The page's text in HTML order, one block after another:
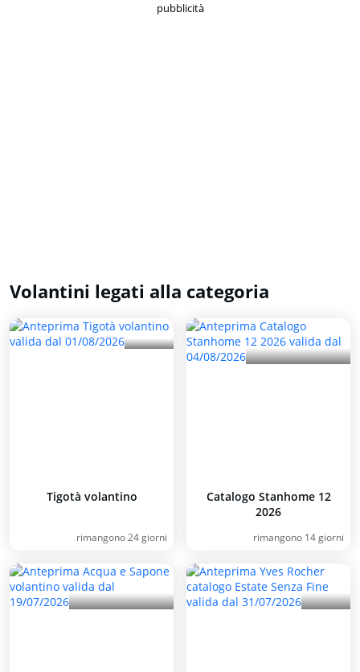
pubblicità
Volantini legati alla categoria
Tigotà volantino
rimangono 24 giorni
Catalogo Stanhome 12
2026
rimangono 14 giorni